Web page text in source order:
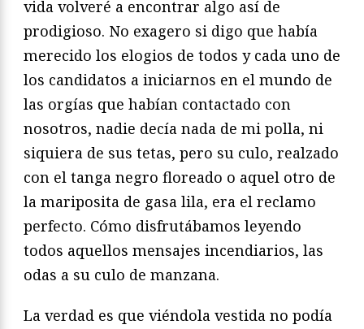
vida volveré a encontrar algo así de
prodigioso. No exagero si digo que había
merecido los elogios de todos y cada uno de
los candidatos a iniciarnos en el mundo de
las orgías que habían contactado con
nosotros, nadie decía nada de mi polla, ni
siquiera de sus tetas, pero su culo, realzado
con el tanga negro floreado o aquel otro de
la mariposita de gasa lila, era el reclamo
perfecto. Cómo disfrutábamos leyendo
todos aquellos mensajes incendiarios, las
odas a su culo de manzana.
La verdad es que viéndola vestida no podía